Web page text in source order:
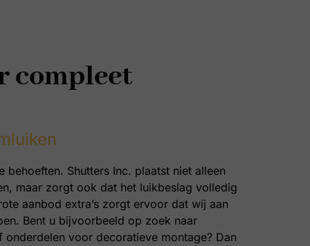
compleet
behoeften. Shutters Inc. plaatst niet alleen
maar zorgt ook dat het luikbeslag volledig
aanbod extra’s zorgt ervoor dat wij aan
Bent u bijvoorbeeld op zoek naar
voor decoratieve montage? Dan